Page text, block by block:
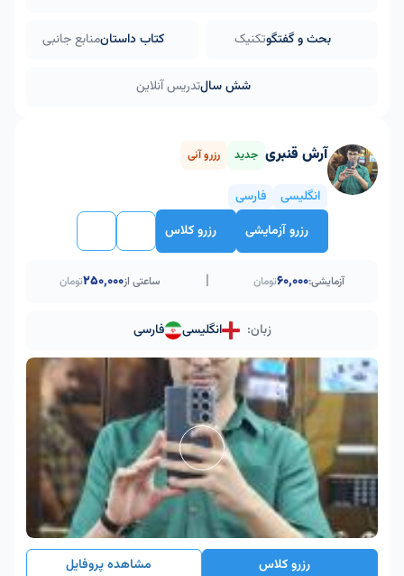
بحث و گفتگوتکنیک کتاب داستانمنابع جانبی
شش سالتدریس آنلاین
آرش قنبری جدید رزرو آنی
انگلیسی
فارسی
رزرو آزمایشی
رزرو کلاس
آزمایشی:60,000تومان | ساعتی از۲۵۰٬۰۰۰تومان
زبان: انگلیسی فارسی
رزرو کلاس مشاهده پروفایل